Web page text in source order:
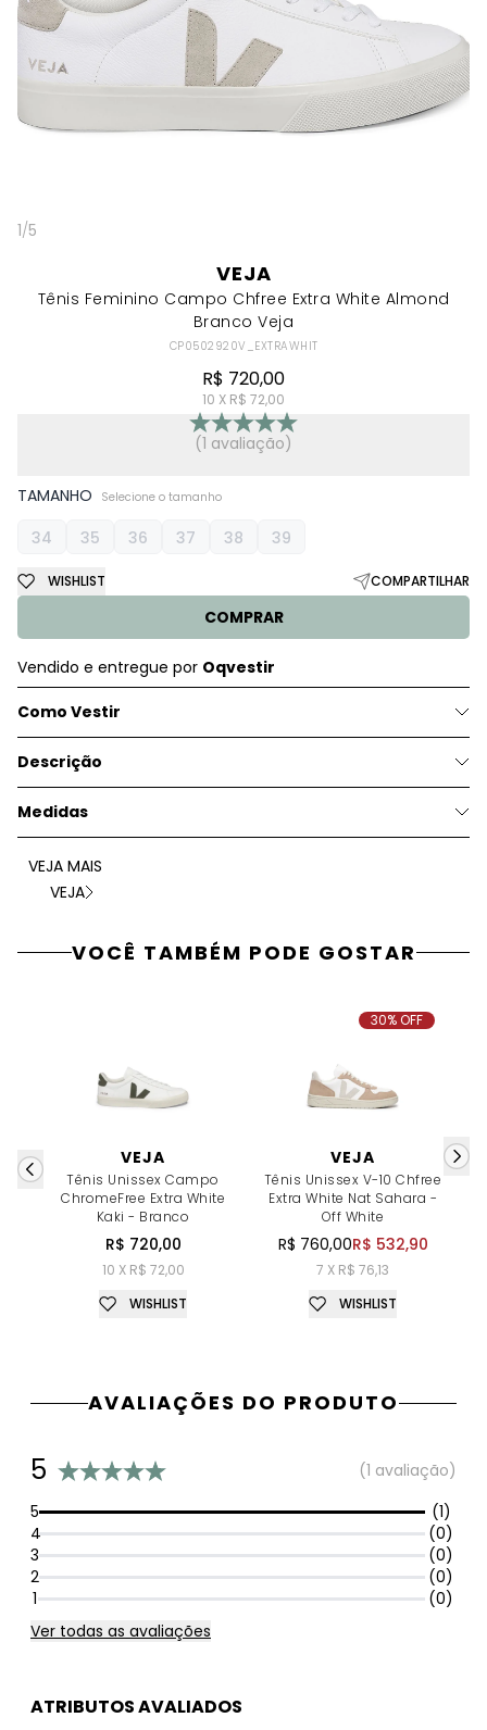
1/5
VEJA
Tênis Feminino Campo Chfree Extra White Almond
Branco Veja
CP0502920V_EXTRAWHIT
R$ 720,00
10 X R$ 72,00
(1 avaliação)
TAMANHO Selecione o tamanho
34 35 36 37 38 39
COMPRAR
WISHLIST COMPARTILHAR
Vendido e entregue por Oqvestir
Como Vestir
Descrição
Medidas
VEJA MAIS
VEJA
VOCÊ TAMBÉM PODE GOSTAR
VEJA
Tênis Unissex Campo
ChromeFree Extra White
Kaki - Branco
R$ 720,00
10 X R$ 72,00
WISHLIST
VEJA
Tênis Unissex V-10 Chfree
Extra White Nat Sahara -
Off White
R$ 760,00R$ 532,90
7 X R$ 76,13
30% OFF
WISHLIST
AVALIAÇÕES DO PRODUTO
5
(1 avaliação)
5
(1)
4
(0)
3
(0)
2
(0)
1
(0)
Ver todas as avaliações
ATRIBUTOS AVALIADOS